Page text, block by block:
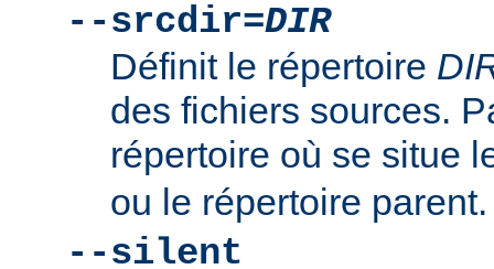
--srcdir=DIR
Définit le répertoire
des fichiers sources.
répertoire où se situe
ou le répertoire parent.
--silent